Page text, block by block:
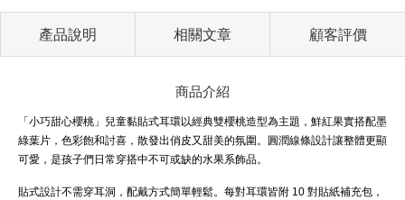
產品說明 相關文章 顧客評價
商品介紹
「小巧甜心櫻桃」兒童黏貼式耳環以經典雙櫻桃造型為主題，鮮紅果實搭配墨
綠葉片，色彩飽和討喜，散發出俏皮又甜美的氛圍。圓潤線條設計讓整體更顯
可愛，是孩子們日常穿搭中不可或缺的水果系飾品。
貼式設計不需穿耳洞，配戴方式簡單輕鬆。每對耳環皆附 10 對貼紙補充包，